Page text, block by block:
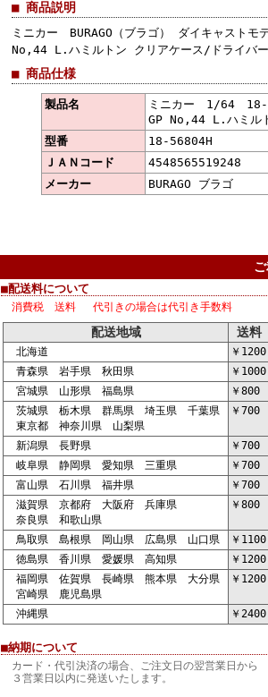
■ 商品説明
ミニカー BURAGO（ブラゴ） ダイキャス
No,44 L.ハミルトン クリアケース/ドライ
■ 商品仕様
製品名
ミニカー 1/64 18-
GP No,44 L.ハミル
型番
18-56804H
ＪＡＮコード
4548565519248
メーカー
BURAGO ブラゴ
■配送料について
消費税 送料 代引きの場合は代引き手数料
配送地域 送料
北海道
￥1200
青森県 岩手県 秋田県
￥1000
宮城県 山形県 福島県
￥800
茨城県 栃木県 群馬県 埼玉県 千葉県
東京都 神奈川県 山梨県
￥700
新潟県 長野県
￥700
岐阜県 静岡県 愛知県 三重県
￥700
富山県 石川県 福井県
￥700
滋賀県 京都府 大阪府 兵庫県
奈良県 和歌山県
￥800
鳥取県 島根県 岡山県 広島県 山口県
￥1100
徳島県 香川県 愛媛県 高知県
￥1200
福岡県 佐賀県 長崎県 熊本県 大分県
宮崎県 鹿児島県
￥1200
沖縄県 ￥2400
■納期について
カード・代引決済の場合、ご注文日の翌営業日から
３営業日以内に発送いたします。